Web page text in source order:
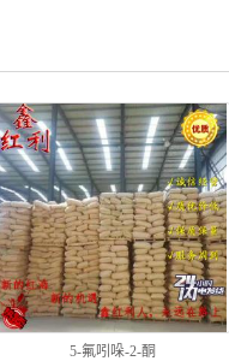
5-氟吲哚-2-酮